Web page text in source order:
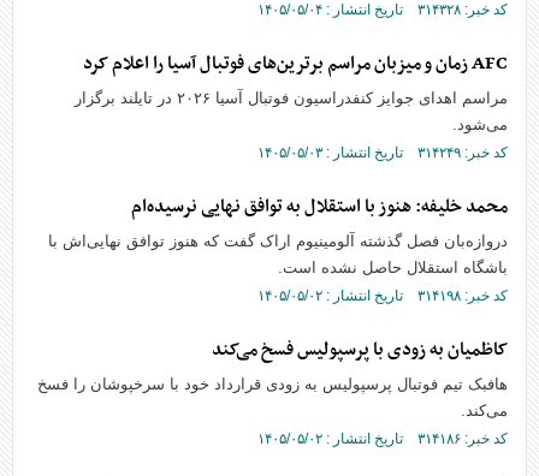
کد خبر: ۳۱۴۳۲۸ تاریخ انتشار : ۱۴۰۵/۰۵/۰۴
AFC زمان و میزبان مراسم برترین‌های فوتبال آسیا را اعلام کرد
مراسم اهدای جوایز کنفدراسیون فوتبال آسیا ۲۰۲۶ در تایلند برگزار
می‌شود.
کد خبر: ۳۱۴۲۴۹ تاریخ انتشار : ۱۴۰۵/۰۵/۰۳
محمد خلیفه: هنوز با استقلال به توافق نهایی نرسیده‌ام
دروازه‌بان فصل گذشته آلومینیوم اراک گفت که هنوز توافق نهایی‌اش با
باشگاه استقلال حاصل نشده است.
کد خبر: ۳۱۴۱۹۸ تاریخ انتشار : ۱۴۰۵/۰۵/۰۲
کاظمیان به زودی با پرسپولیس فسخ می‌کند
هافبک تیم فوتبال پرسپولیس به زودی قرارداد خود با سرخپوشان را فسخ
می‌کند.
کد خبر: ۳۱۴۱۸۶ تاریخ انتشار : ۱۴۰۵/۰۵/۰۲